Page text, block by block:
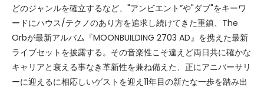
どのジャンルを確立するなど、"アンビエント”や"ダブ"をキーワ
ードにハウス/テクノのあり方を追求し続けてきた重鎮、The
Orbが最新アルバム『MOONBUILDING 2703 AD』を携えた最新
ライブセットを披露する。その音楽性こそ違えど両日共に確かな
キャリアと衰える事なき革新性を兼ね備えた、正にアニバーサリ
ーに迎えるに相応しいゲストを迎え11年目の新たな一歩を踏み出